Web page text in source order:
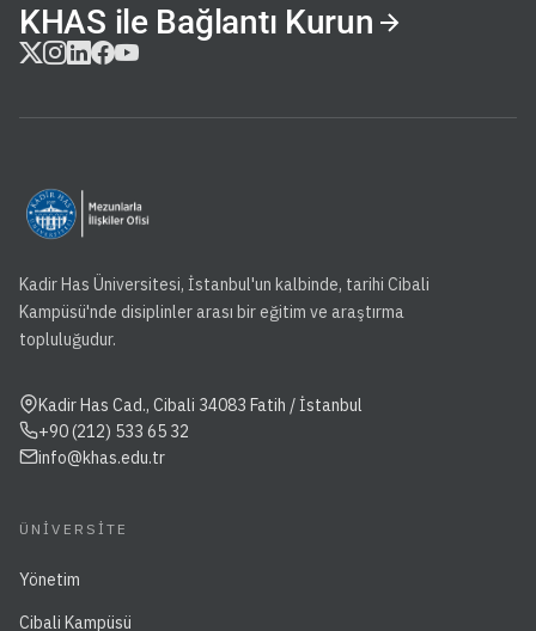
KHAS ile Bağlantı Kurun
Kadir Has Üniversitesi, İstanbul'un kalbinde, tarihi Cibali
Kampüsü'nde disiplinler arası bir eğitim ve araştırma
topluluğudur.
Kadir Has Cad., Cibali 34083 Fatih / İstanbul
+90 (212) 533 65 32
info@khas.edu.tr
ÜNIVERSITE
Yönetim
Cibali Kampüsü